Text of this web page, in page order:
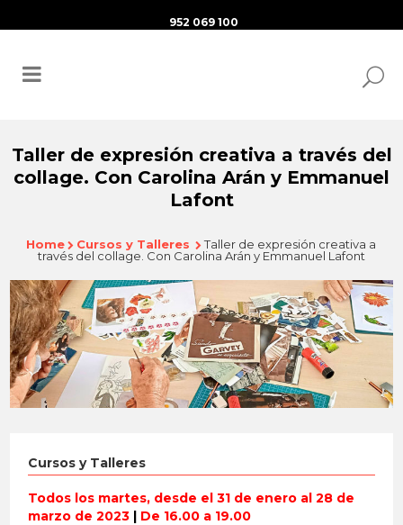
952 069 100
Taller de expresión creativa a través del
collage. Con Carolina Arán y Emmanuel
Lafont
Home Cursos y Talleres
Taller de expresión creativa a
través del collage. Con Carolina Arán y Emmanuel Lafont
Cursos y Talleres
Todos los martes, desde el 31 de enero al 28 de
marzo de 2023 | De 16.00 a 19.00